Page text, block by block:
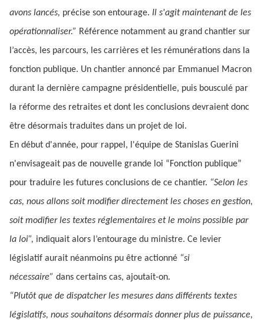
avons lancés, précise son entourage. Il s'agit maintenant de les
opérationnaliser.” Référence notamment au grand chantier sur
l’accès, les parcours, les carrières et les rémunérations dans la
fonction publique. Un chantier annoncé par Emmanuel Macron
durant la dernière campagne présidentielle, puis bousculé par
la réforme des retraites et dont les conclusions devraient donc
être désormais traduites dans un projet de loi.
En début d'année, pour rappel, l'équipe de Stanislas Guerini
n'envisageait pas de nouvelle grande loi “Fonction publique”
pour traduire les futures conclusions de ce chantier. “Selon les
cas, nous allons soit modifier directement les choses en gestion,
soit modifier les textes réglementaires et le moins possible par
la loi”, indiquait alors l’entourage du ministre. Ce levier
législatif aurait néanmoins pu être actionné “si
nécessaire” dans certains cas, ajoutait-on.
“Plutôt que de dispatcher les mesures dans différents textes
législatifs, nous souhaitons désormais donner plus de puissance,